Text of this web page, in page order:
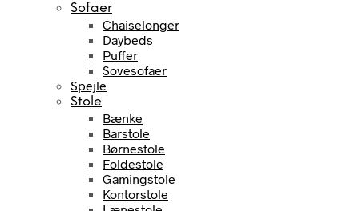
Sofaer
Chaiselonger
Daybeds
Puffer
Sovesofaer
Spejle
Stole
Bænke
Barstole
Børnestole
Foldestole
Gamingstole
Kontorstole